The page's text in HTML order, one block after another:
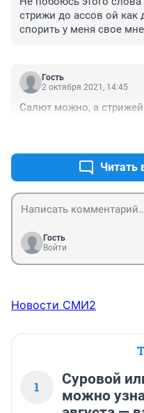
стрижи до ассов ой как
спорить у меня свое
Гость
2 октября 2021, 14:45
Салют можно, а
Читать
Гость
Войти
Новости СМИ2
1
Суровой
можно